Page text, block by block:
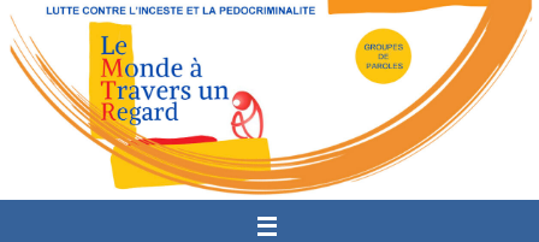
Passer
vers
contenu